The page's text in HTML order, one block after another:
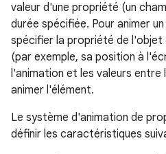
valeur d'une propriété (un
durée spécifiée. Pour animer
spécifier la propriété de l'objet
(par exemple, sa position à
l'animation et les valeurs entre
animer l'élément.
Le système d'animation de
définir les caractéristiques